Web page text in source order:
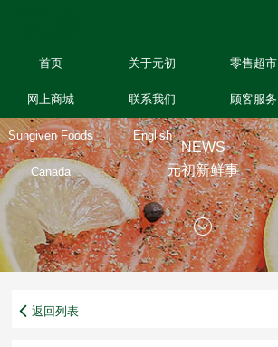
首页 关于元初 零售超市
网上商城 联系我们 顾客服务
Sungiven Foods
Canada
English
NEWS
元初新鲜事
返回列表